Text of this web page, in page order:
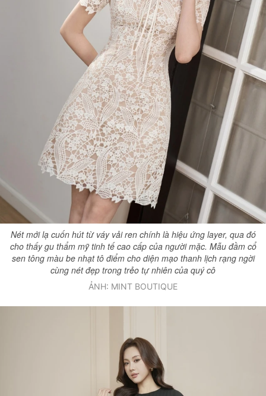
Nét mới lạ cuốn hút từ váy vải ren chính là hiệu ứng layer, qua đó
cho thấy gu thẩm mỹ tinh tế cao cấp của người mặc. Mẫu đầm cổ
sen tông màu be nhạt tô điểm cho diện mạo thanh lịch rạng ngời
cùng nét đẹp trong trẻo tự nhiên của quý cô
ẢNH: MINT BOUTIQUE